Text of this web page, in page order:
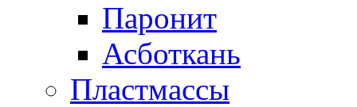
Паронит
Асботкань
Пластмассы